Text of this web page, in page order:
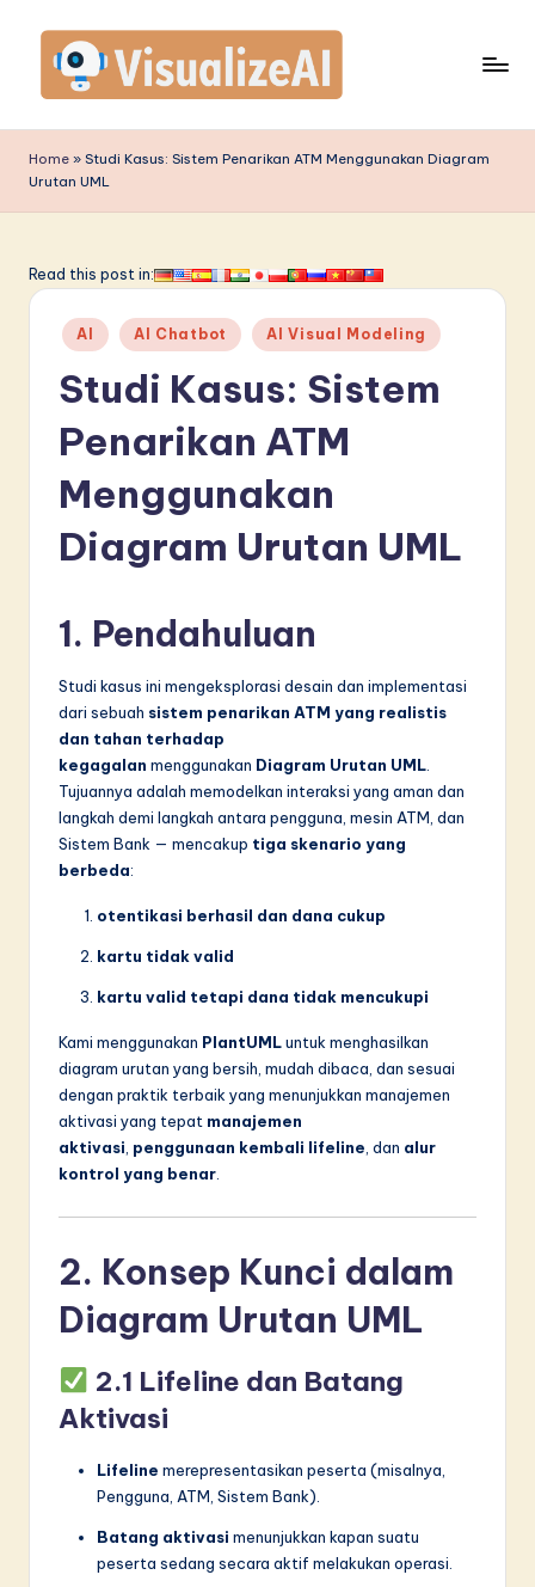
content
is
u
li
A
si
in
A
&
w
Home » Studi Kasus: Sistem Penarikan ATM Menggunakan Diagram
Urutan UML
Read this post in:
Posted
in
AI AI Chatbot AI Visual Modeling
Studi Kasus: Sistem
Penarikan ATM
Menggunakan
Diagram Urutan UML
1. Pendahuluan
Studi kasus ini mengeksplorasi desain dan implementasi
dari sebuah sistem penarikan ATM yang realistis
dan tahan terhadap
kegagalan menggunakan Diagram Urutan UML
Tujuannya adalah memodelkan interaksi yang aman dan
langkah demi langkah antara pengguna, mesin ATM, dan
Sistem Bank — mencakup tiga skenario yang
berbeda:
otentikasi berhasil dan dana cukup
kartu tidak valid
kartu valid tetapi dana tidak mencukupi
Kami menggunakan PlantUMLuntuk menghasilkan
diagram urutan yang bersih, mudah dibaca, dan sesuai
dengan praktik terbaik yang menunjukkan manajemen
aktivasi yang tepat manajemen
aktivasi penggunaan kembali lifeline , dan alur
kontrol yang benar
2. Konsep Kunci dalam
Diagram Urutan UML
2.1 Lifeline dan Batang
Aktivasi
Lifeline merepresentasikan peserta (misalnya,
Pengguna, ATM, Sistem Bank).
Batang aktivasi menunjukkan kapan suatu
peserta sedang secara aktif melakukan operasi.